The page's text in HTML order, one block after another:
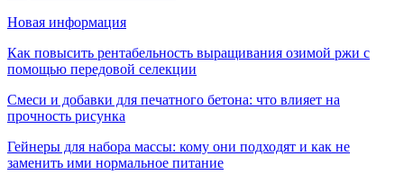
Новая информация
Как повысить рентабельность выращивания озимой ржи с
помощью передовой селекции
Смеси и добавки для печатного бетона: что влияет на
прочность рисунка
Гейнеры для набора массы: кому они подходят и как не
заменить ими нормальное питание